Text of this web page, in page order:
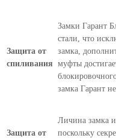
Защита от
спиливания
Замки Гарант
стали, что
замка,
муфты
замка Гарант
Защита от
Личина замка
поскольку